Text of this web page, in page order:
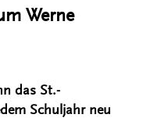
Werne
das St.-
Schuljahr neu